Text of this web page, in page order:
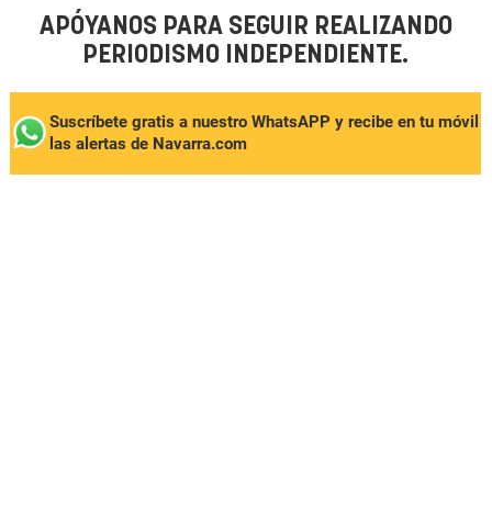
APÓYANOS PARA SEGUIR REALIZANDO
PERIODISMO INDEPENDIENTE.
Suscríbete gratis a nuestro WhatsAPP y recibe en tu móvil
las alertas de Navarra.com